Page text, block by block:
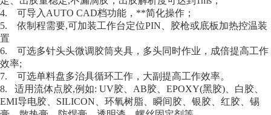
4. 可导入AUTO CAD档功能，**简化操作；
5. 依制程需要,可加装工作台定位PIN、胶枪或底板加热控温装
置
6. 可选多针头头微调胶筒夹具，多头同时作业，成倍提高工作
效率;
7. 可选单料盘多治具循环工作，大副提高工作效率。
8. 适用流体点胶,例如: UV胶、AB胶、EPOXY(黑胶)、白胶、
EMI导电胶、SILICON、环氧树脂、瞬间胶、银胶、红胶、锡